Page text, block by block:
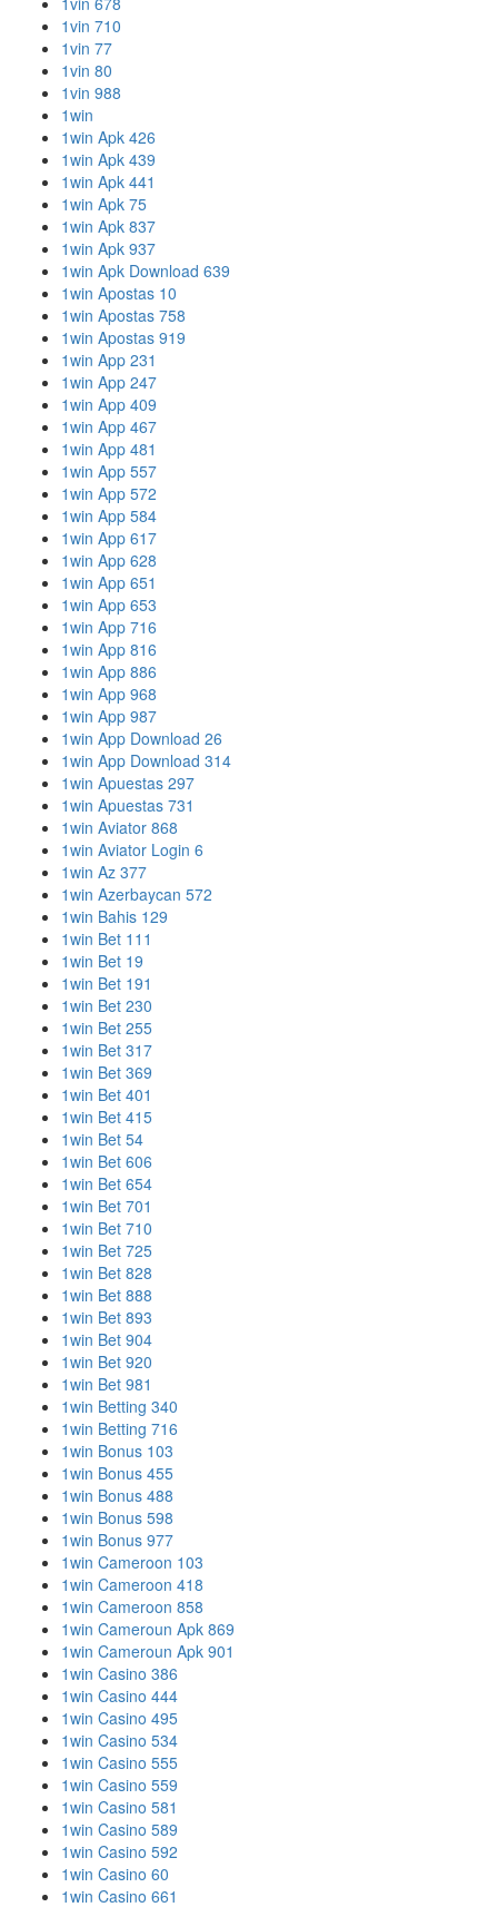
1vin 710
1vin 77
1vin 80
1vin 988
1win
1win Apk 426
1win Apk 439
1win Apk 441
1win Apk 75
1win Apk 837
1win Apk 937
1win Apk Download 639
1win Apostas 10
1win Apostas 758
1win Apostas 919
1win App 231
1win App 247
1win App 409
1win App 467
1win App 481
1win App 557
1win App 572
1win App 584
1win App 617
1win App 628
1win App 651
1win App 653
1win App 716
1win App 816
1win App 886
1win App 968
1win App 987
1win App Download 26
1win App Download 314
1win Apuestas 297
1win Apuestas 731
1win Aviator 868
1win Aviator Login 6
1win Az 377
1win Azerbaycan 572
1win Bahis 129
1win Bet 111
1win Bet 19
1win Bet 191
1win Bet 230
1win Bet 255
1win Bet 317
1win Bet 369
1win Bet 401
1win Bet 415
1win Bet 54
1win Bet 606
1win Bet 654
1win Bet 701
1win Bet 710
1win Bet 725
1win Bet 828
1win Bet 888
1win Bet 893
1win Bet 904
1win Bet 920
1win Bet 981
1win Betting 340
1win Betting 716
1win Bonus 103
1win Bonus 455
1win Bonus 488
1win Bonus 598
1win Bonus 977
1win Cameroon 103
1win Cameroon 418
1win Cameroon 858
1win Cameroun Apk 869
1win Cameroun Apk 901
1win Casino 386
1win Casino 444
1win Casino 495
1win Casino 534
1win Casino 555
1win Casino 559
1win Casino 581
1win Casino 589
1win Casino 592
1win Casino 60
1win Casino 661